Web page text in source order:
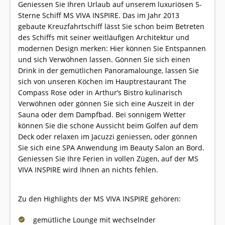
Geniessen Sie Ihren Urlaub auf unserem luxuriösen 5-
Sterne Schiff MS VIVA INSPIRE. Das im Jahr 2013
gebaute Kreuzfahrtschiff lässt Sie schon beim Betreten
des Schiffs mit seiner weitläufigen Architektur und
modernen Design merken: Hier können Sie Entspannen
und sich Verwöhnen lassen. Gönnen Sie sich einen
Drink in der gemütlichen Panoramalounge, lassen Sie
sich von unseren Köchen im Hauptrestaurant The
Compass Rose oder in Arthur’s Bistro kulinarisch
Verwöhnen oder gönnen Sie sich eine Auszeit in der
Sauna oder dem Dampfbad. Bei sonnigem Wetter
können Sie die schöne Aussicht beim Golfen auf dem
Deck oder relaxen im Jacuzzi geniessen, oder gönnen
Sie sich eine SPA Anwendung im Beauty Salon an Bord.
Geniessen Sie Ihre Ferien in vollen Zügen, auf der MS
VIVA INSPIRE wird Ihnen an nichts fehlen.
Zu den Highlights der MS VIVA INSPIRE gehören:
gemütliche Lounge mit wechselnder